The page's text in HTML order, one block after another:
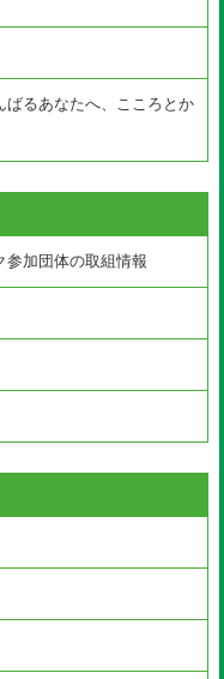
るあなたへ、こころとか
参加団体の取組情報